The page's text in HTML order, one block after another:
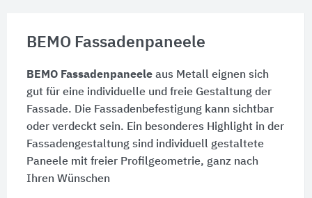
BEMO Fassadenpaneele
BEMO Fassadenpaneeleaus Metall eignen sich
gut für eine individuelle und freie Gestaltung der
Fassade. Die Fassadenbefestigung kann sichtbar
oder verdeckt sein. Ein besonderes Highlight in der
Fassadengestaltung sind individuell gestaltete
Paneele mit freier Profilgeometrie, ganz nach
Ihren Wünschen